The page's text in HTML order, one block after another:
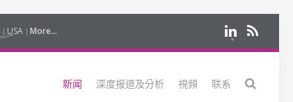
USA More...
新闻 深度报道及分析 視頻 联系